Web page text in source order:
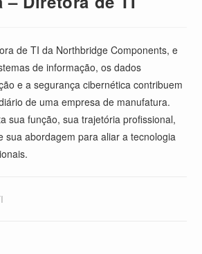
de TI da Northbridge Components, e
de informação, os dados
e a segurança cibernética contribuem
de uma empresa de manufatura.
sua função, sua trajetória profissional,
sua abordagem para aliar a tecnologia